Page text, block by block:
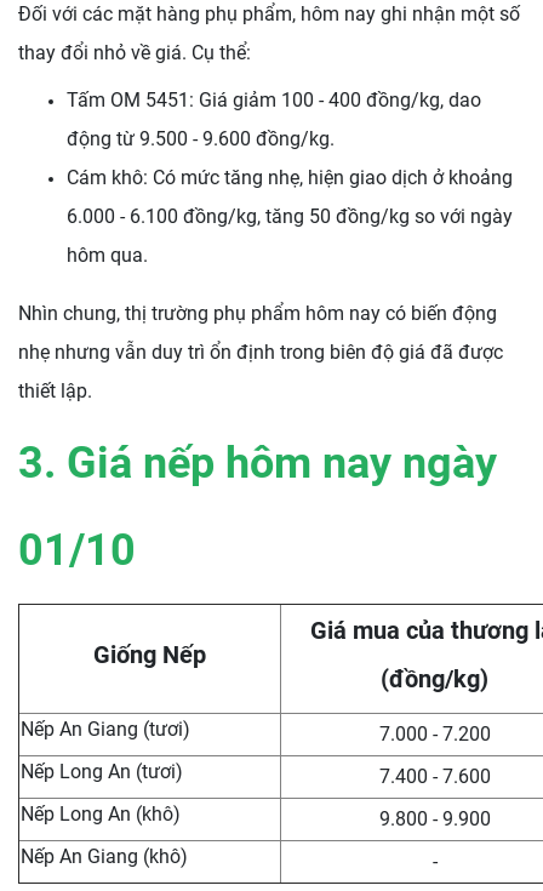
Đối với các mặt hàng phụ phẩm, hôm nay ghi nhận một số
thay đổi nhỏ về giá. Cụ thể:
Tấm OM 5451: Giá giảm 100 - 400 đồng/kg, dao
động từ 9.500 - 9.600 đồng/kg.
Cám khô: Có mức tăng nhẹ, hiện giao dịch ở khoảng
6.000 - 6.100 đồng/kg, tăng 50 đồng/kg so với ngày
hôm qua.
Nhìn chung, thị trường phụ phẩm hôm nay có biến động
nhẹ nhưng vẫn duy trì ổn định trong biên độ giá đã được
thiết lập.
3. Giá nếp hôm nay ngày
01/10
Giống Nếp
Giá mua của thương
(đồng/kg)
Nếp An Giang (tươi)
7.000 - 7.200
Nếp Long An (tươi)
7.400 - 7.600
Nếp Long An (khô)
9.800 - 9.900
Nếp An Giang (khô)
-